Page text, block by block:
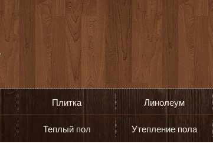
Плитка Линолеум
Теплый пол Утепление пола